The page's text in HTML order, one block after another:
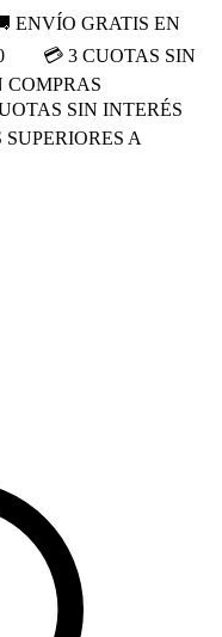
ENVÍO GRATIS EN
💳 3 CUOTAS SIN
COMPRAS
SIN INTERÉS
A